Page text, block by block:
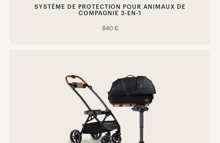
SYSTÈME DE PROTECTION POUR ANIMAUX DE
COMPAGNIE 3-EN-1
840 €